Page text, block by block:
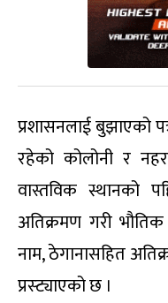
प्रशासनलाई बुझाएको
रहेको कोलोनी र
वास्तविक स्थानको
अतिक्रमण गरी भौतिक
नाम, ठेगानासहित
प्रस्ट्याएको छ ।